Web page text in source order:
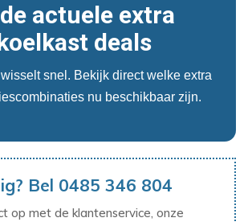
actuele extra
deals
snel. Bekijk direct welke extra
nu beschikbaar zijn.
Bel 0485 346 804
op met de klantenservice, onze